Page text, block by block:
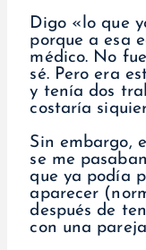
Digo «lo que
porque a esa
médico. No
sé. Pero era
y tenía dos
costaría
Sin embargo,
se me
que ya podía
aparecer
después de
con una